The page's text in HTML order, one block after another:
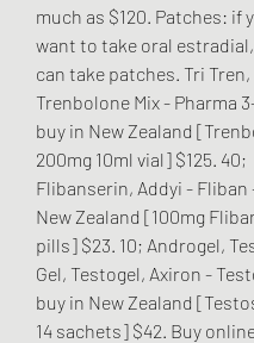
much as $120. Patches: if
want to take oral
can take patches. Tri Tren,
Trenbolone Mix - Pharma
buy in New Zealand
200mg 10ml vial] $125. 40;
Flibanserin, Addyi - Fliban
New Zealand [100mg
pills] $23. 10; Androgel,
Gel, Testogel, Axiron -
buy in New Zealand
14 sachets] $42. Buy